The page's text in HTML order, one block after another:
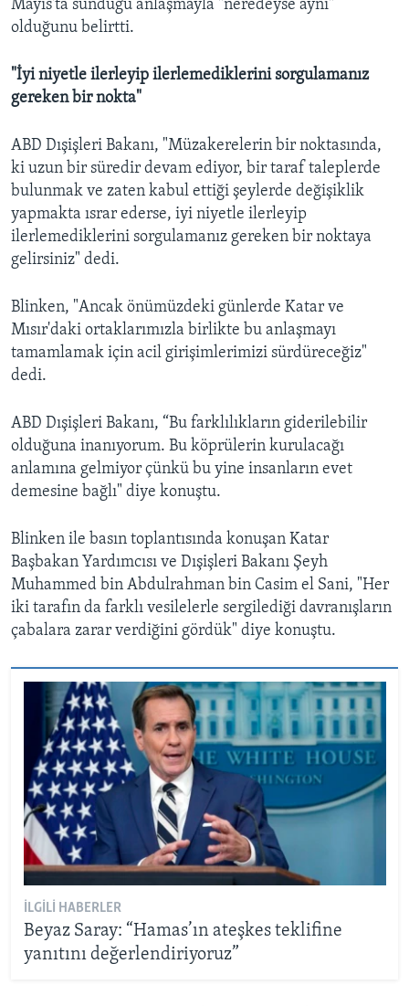
Mayıs'ta sunduğu anlaşmayla "neredeyse aynı"
olduğunu belirtti.
"İyi niyetle ilerleyip ilerlemediklerini sorgulamanız
gereken bir nokta"
ABD Dışişleri Bakanı, "Müzakerelerin bir noktasında,
ki uzun bir süredir devam ediyor, bir taraf taleplerde
bulunmak ve zaten kabul ettiği şeylerde değişiklik
yapmakta ısrar ederse, iyi niyetle ilerleyip
ilerlemediklerini sorgulamanız gereken bir noktaya
gelirsiniz" dedi.
Blinken, "Ancak önümüzdeki günlerde Katar ve
Mısır'daki ortaklarımızla birlikte bu anlaşmayı
tamamlamak için acil girişimlerimizi sürdüreceğiz"
dedi.
ABD Dışişleri Bakanı, “Bu farklılıkların giderilebilir
olduğuna inanıyorum. Bu köprülerin kurulacağı
anlamına gelmiyor çünkü bu yine insanların evet
demesine bağlı" diye konuştu.
Blinken ile basın toplantısında konuşan Katar
Başbakan Yardımcısı ve Dışişleri Bakanı Şeyh
Muhammed bin Abdulrahman bin Casim el Sani, "Her
iki tarafın da farklı vesilelerle sergilediği davranışların
çabalara zarar verdiğini gördük" diye konuştu.
İLGILI HABERLER
Beyaz Saray: “Hamas’ın ateşkes teklifine
yanıtını değerlendiriyoruz”